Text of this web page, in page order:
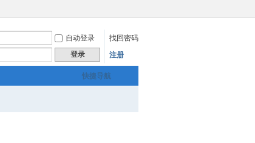
自动登录
找回密码
登录 注册
快捷导航